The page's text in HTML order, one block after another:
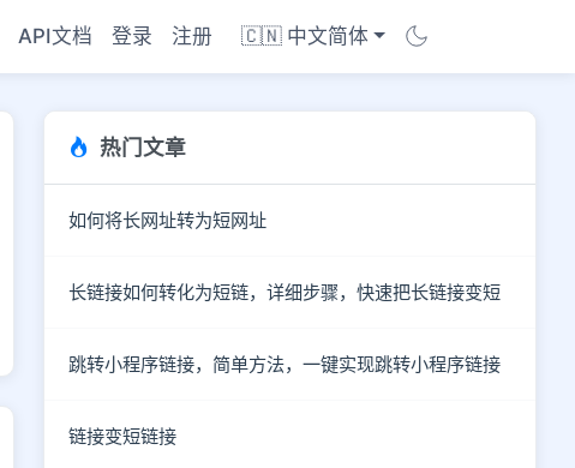
API文档 登录 注册 🇨🇳 中文简体
热门文章
如何将长网址转为短网址
长链接如何转化为短链，详细步骤，快速把长链接变短
跳转小程序链接，简单方法，一键实现跳转小程序链接
链接变短链接